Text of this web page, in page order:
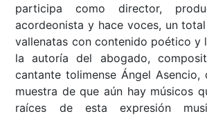
participa como director,
acordeonista y hace voces, un
vallenatas con contenido poético y
la autoría del abogado,
cantante tolimense Ángel Asencio,
muestra de que aún hay músicos
raíces de esta expresión